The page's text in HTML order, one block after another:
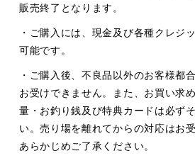
販売終了となります。
・ご購入には、現金及び各種クレジ
可能です。
・ご購入後、不良品以外のお客様都
お受けできません。また、お買い求
量・お釣り銭及び特典カードは必ず
い。売り場を離れてからの対応はお
あらかじめご了承ください。